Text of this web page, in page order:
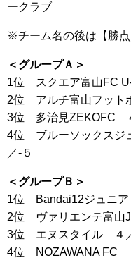
ークラブ
※チーム名の後は【勝点
＜グループＡ＞
1位 スクエア富山FC
2位 アルチ富山フット
3位 多治見ZEKOFC
4位 ブルーソックスジ
／-５
＜グループＢ＞
1位 Bandai12ジュニ
2位 ヴァリエンテ富山
3位 エヌスタイル ４
4位 NOZAWANA FC